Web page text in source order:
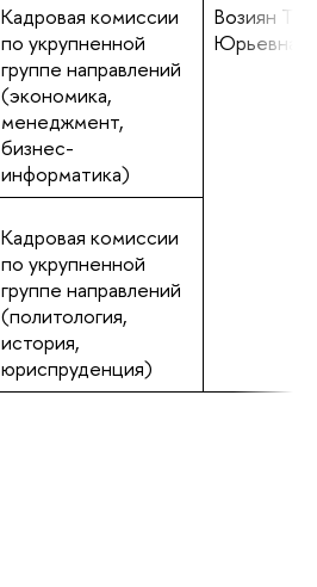
Кадровая комиссии
по укрупненной
группе направлений
(экономика,
менеджмент,
бизнес-
информатика)
Возиян
Юрьевна
Кадровая комиссии
по укрупненной
группе направлений
(политология,
история,
юриспруденция)